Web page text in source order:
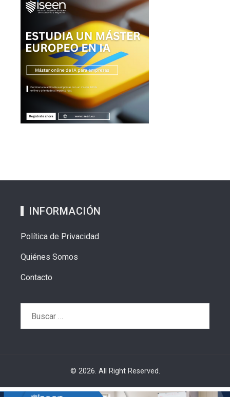
INFORMACIÓN
Política de Privacidad
Quiénes Somos
Contacto
© 2026. All Right Reserved.